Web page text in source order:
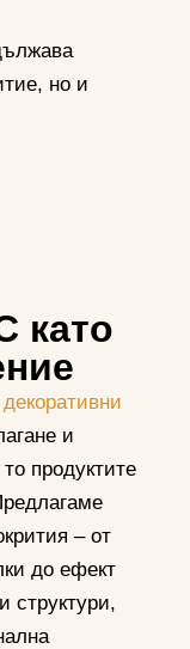
но и
като
и
продуктите
– от
до ефект
структури,